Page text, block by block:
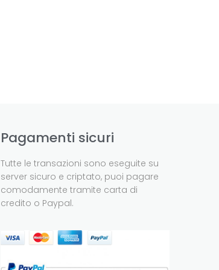
Pagamenti sicuri
Tutte le transazioni sono eseguite su
server sicuro e criptato, puoi pagare
comodamente tramite carta di
credito o Paypal.